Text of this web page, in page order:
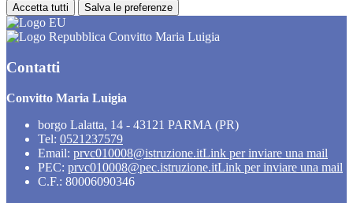
Accetta tutti Salva le preferenze
Convitto Maria Luigia
Contatti
Convitto Maria Luigia
borgo Lalatta, 14 - 43121 PARMA (PR)
Tel: 0521237579
Email: prvc010008@istruzione.itLink per inviare una mail
PEC: prvc010008@pec.istruzione.itLink per inviare una mail
C.F.: 80006090346